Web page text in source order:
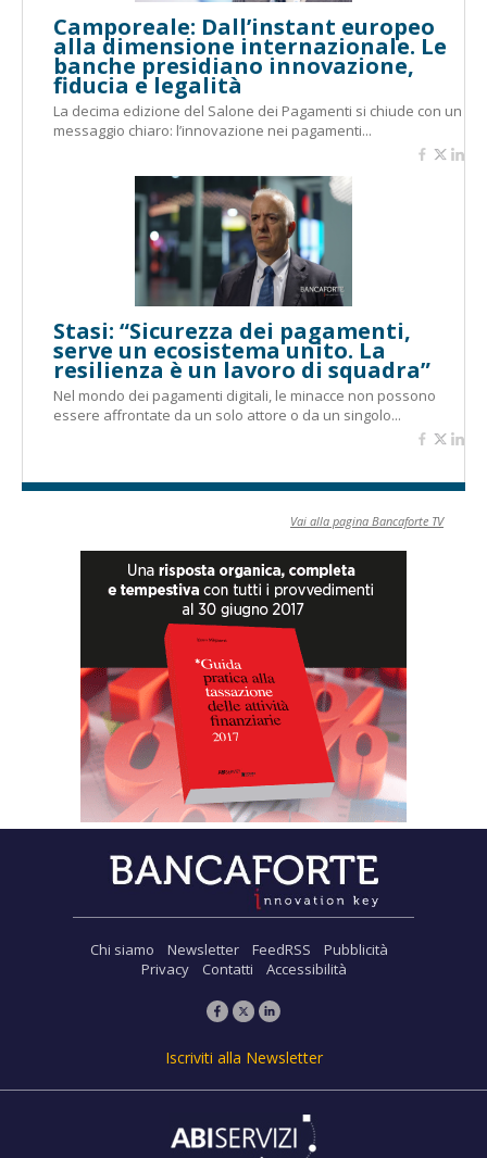
Camporeale: Dall’instant europeo
alla dimensione internazionale. Le
banche presidiano innovazione,
fiducia e legalità
La decima edizione del Salone dei Pagamenti si chiude con un
messaggio chiaro: l’innovazione nei pagamenti...
Stasi: “Sicurezza dei pagamenti,
serve un ecosistema unito. La
resilienza è un lavoro di squadra”
Nel mondo dei pagamenti digitali, le minacce non possono
essere affrontate da un solo attore o da un singolo...
Vai alla pagina Bancaforte TV
Chi siamo Newsletter FeedRSS
Pubblicità
Privacy
Contatti Accessibilità
Iscriviti alla Newsletter